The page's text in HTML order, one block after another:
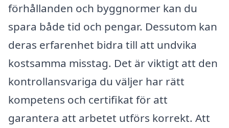
förhållanden och byggnormer kan du
spara både tid och pengar. Dessutom kan
deras erfarenhet bidra till att undvika
kostsamma misstag. Det är viktigt att den
kontrollansvariga du väljer har rätt
kompetens och certifikat för att
garantera att arbetet utförs korrekt. Att